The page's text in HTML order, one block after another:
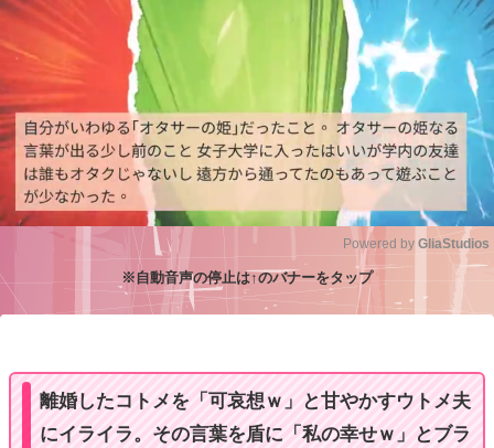
Powered by GliaStudios
※自動音声の停止は↑のバナーをタップ
離婚したコトメを「可哀想ｗ」と甘やかすウトメ夫
にイライラ。その言葉を盾に「私の幸せｗ」とブラ